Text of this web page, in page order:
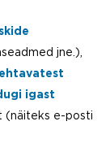
jne.),
igast
(näiteks e-posti